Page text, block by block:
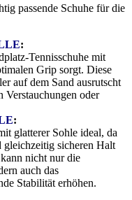
passende Schuhe für die
:
Tennisschuhe mit
Grip sorgt. Diese
auf dem Sand ausrutscht
Verstauchungen oder
:
glatterer Sohle ideal, da
gleichzeitig sicheren Halt
nicht nur die
auch das
Stabilität erhöhen.